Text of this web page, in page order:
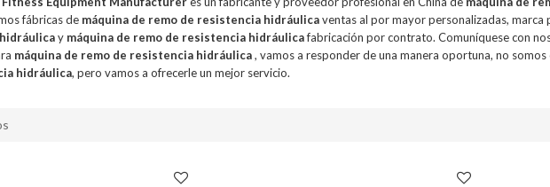
fábricas de máquina de remo de resistencia hidráulicaventas al por mayor personalizadas, marca
y máquina de remo de resistencia hidráulicafabricación por contrato. Comuníquese con
máquina de remo de resistencia hidráulica, vamos a responder de una manera oportuna, no
hidráulica, pero vamos a ofrecerle un mejor servicio.